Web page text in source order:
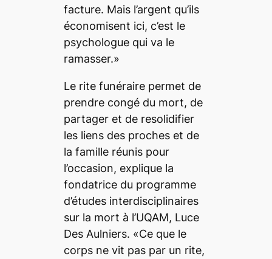
facture. Mais l’argent qu’ils
économisent ici, c’est le
psychologue qui va le
ramasser.»
Le rite funéraire permet de
prendre congé du mort, de
partager et de resolidifier
les liens des proches et de
la famille réunis pour
l’occasion, explique la
fondatrice du programme
d’études interdisciplinaires
sur la mort à l’UQAM, Luce
Des Aulniers. «Ce que le
corps ne vit pas par un rite,